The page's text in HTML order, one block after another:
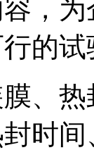
，
的
、
时